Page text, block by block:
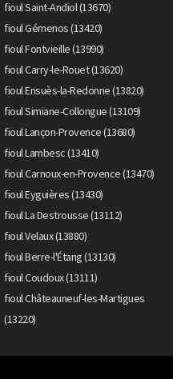
fioul Saint-Andiol (13670)
fioul Gémenos (13420)
fioul Fontvieille (13990)
fioul Carry-le-Rouet (13620)
fioul Ensuès-la-Redonne (13820)
fioul Simiane-Collongue (13109)
fioul Lançon-Provence (13680)
fioul Lambesc (13410)
fioul Carnoux-en-Provence (13470)
fioul Eyguières (13430)
fioul La Destrousse (13112)
fioul Velaux (13880)
fioul Berre-l'Étang (13130)
fioul Coudoux (13111)
fioul Châteauneuf-les-Martigues
(13220)